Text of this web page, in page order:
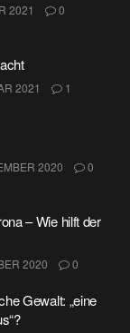
2021 0
2021 1
2020 0
– Wie hilft der
2020 0
Gewalt: „eine